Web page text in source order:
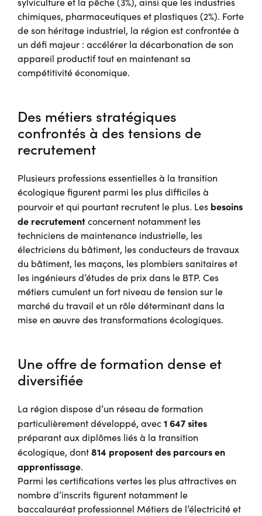
chimiques, pharmaceutiques et plastiques (2%). Forte
de son héritage industriel, la région est confrontée à
un défi majeur : accélérer la décarbonation de son
appareil productif tout en maintenant sa
compétitivité économique.
Des métiers stratégiques
confrontés à des tensions de
recrutement
Plusieurs professions essentielles à la transition
écologique figurent parmi les plus difficiles à
pourvoir et qui pourtant recrutent le plus. Les besoins
de recrutementconcernent notamment les
techniciens de maintenance industrielle, les
électriciens du bâtiment, les conducteurs de travaux
du bâtiment, les maçons, les plombiers sanitaires et
les ingénieurs d’études de prix dans le BTP. Ces
métiers cumulent un fort niveau de tension sur le
marché du travail et un rôle déterminant dans la
mise en œuvre des transformations écologiques.
Une offre de formation dense et
diversifiée
La région dispose d’un réseau de formation
particulièrement développé, avec1 647 sites
préparant aux diplômes liés à la transition
écologique, dont814 proposent des parcours en
apprentissage.
Parmi les certifications vertes les plus attractives en
nombre d’inscrits figurent notamment le
baccalauréat professionnel Métiers de l’électricité et